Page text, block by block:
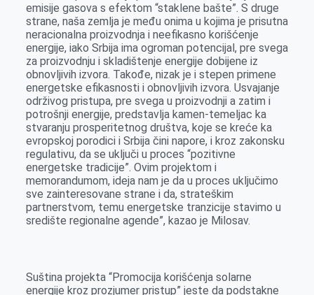
emisije gasova s efektom “staklene bašte”. S druge
strane, naša zemlja je među onima u kojima je prisutna
neracionalna proizvodnja i neefikasno korišćenje
energije, iako Srbija ima ogroman potencijal, pre svega
za proizvodnju i skladištenje energije dobijene iz
obnovljivih izvora. Takođe, nizak je i stepen primene
energetske efikasnosti i obnovljivih izvora. Usvajanje
održivog pristupa, pre svega u proizvodnji a zatim i
potrošnji energije, predstavlja kamen-temeljac ka
stvaranju prosperitetnog društva, koje se kreće ka
evropskoj porodici i Srbija čini napore, i kroz zakonsku
regulativu, da se uključi u proces “pozitivne
energetske tradicije”. Ovim projektom i
memorandumom, ideja nam je da u proces uključimo
sve zainteresovane strane i da, strateškim
partnerstvom, temu energetske tranzicije stavimo u
središte regionalne agende”, kazao je Milosav.
Suština projekta “Promocija korišćenja solarne
energije kroz prozjumer pristup” jeste da podstakne